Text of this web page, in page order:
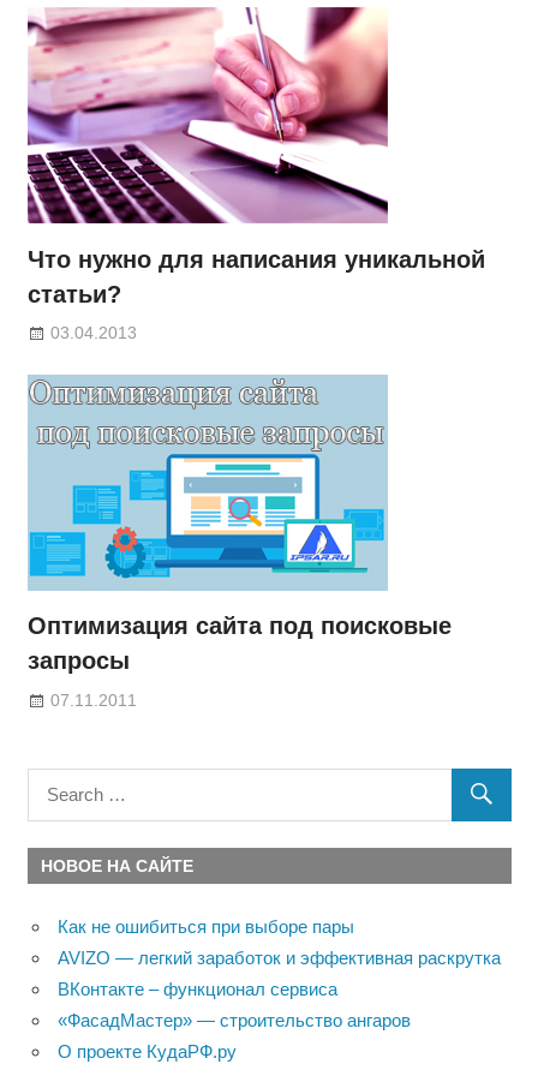
Что нужно для написания уникальной
статьи?
03.04.2013
Оптимизация сайта под поисковые
запросы
07.11.2011
НОВОЕ НА САЙТЕ
Как не ошибиться при выборе пары
AVIZO — легкий заработок и эффективная раскрутка
ВКонтакте – функционал сервиса
«ФасадМастер» — строительство ангаров
О проекте КудаРФ.ру